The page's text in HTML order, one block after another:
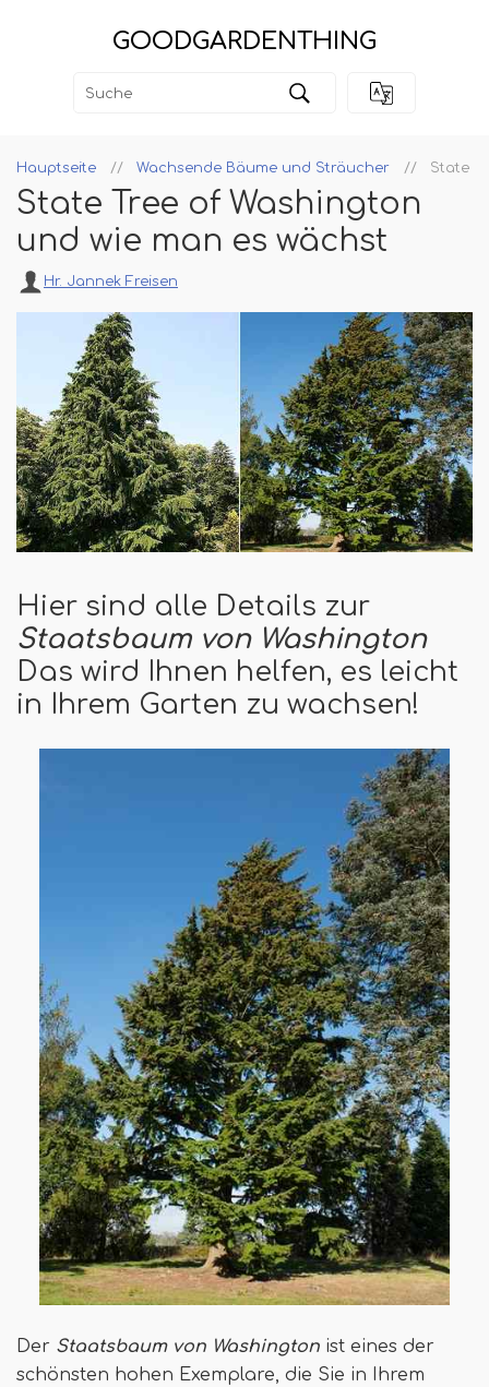
GOODGARDENTHING
Hauptseite Wachsende Bäume und Sträucher State
State Tree of Washington
und wie man es wächst
Hr. Jannek Freisen
Hier sind alle Details zur
Staatsbaum von Washington
Das wird Ihnen helfen, es leicht
in Ihrem Garten zu wachsen!
Der Staatsbaum von Washington ist eines der
schönsten hohen Exemplare, die Sie in Ihrem